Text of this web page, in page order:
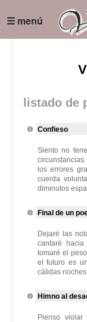
☰ menú
listado de
Confieso
Siento no
los errores
cuerda
diminutos
Final de un
Dejaré las
cantaré
tomaré el
el futuro es
cálidas
Himno al
Pienso